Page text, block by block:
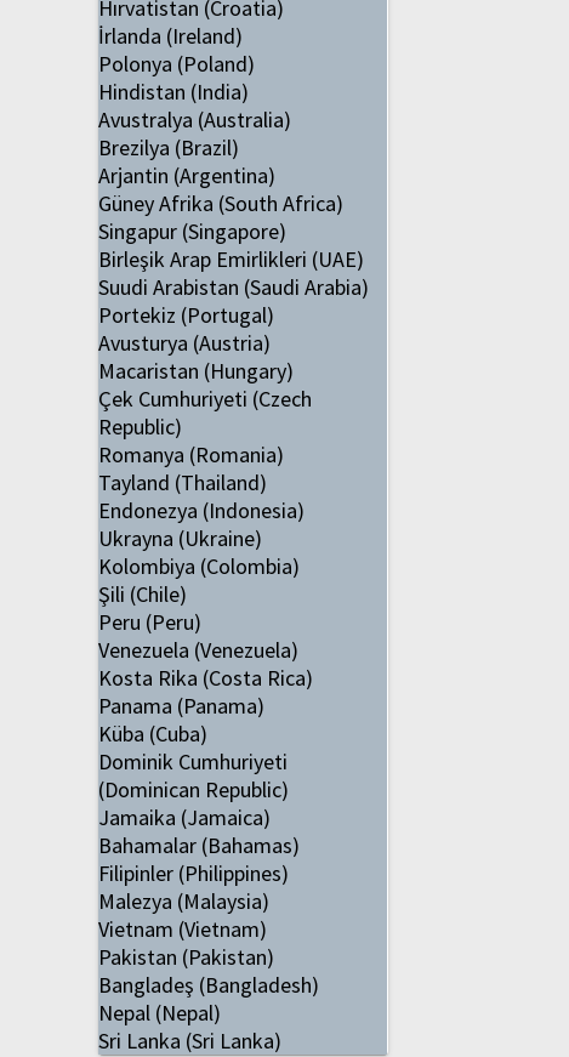
Hırvatistan (Croatia)
İrlanda (Ireland)
Polonya (Poland)
Hindistan (India)
Avustralya (Australia)
Brezilya (Brazil)
Arjantin (Argentina)
Güney Afrika (South Africa)
Singapur (Singapore)
Birleşik Arap Emirlikleri (UAE)
Suudi Arabistan (Saudi Arabia)
Portekiz (Portugal)
Avusturya (Austria)
Macaristan (Hungary)
Çek Cumhuriyeti (Czech
Republic)
Romanya (Romania)
Tayland (Thailand)
Endonezya (Indonesia)
Ukrayna (Ukraine)
Kolombiya (Colombia)
Şili (Chile)
Peru (Peru)
Venezuela (Venezuela)
Kosta Rika (Costa Rica)
Panama (Panama)
Küba (Cuba)
Dominik Cumhuriyeti
(Dominican Republic)
Jamaika (Jamaica)
Bahamalar (Bahamas)
Filipinler (Philippines)
Malezya (Malaysia)
Vietnam (Vietnam)
Pakistan (Pakistan)
Bangladeş (Bangladesh)
Nepal (Nepal)
Sri Lanka (Sri Lanka)